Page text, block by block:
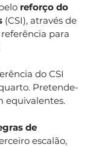
reforço do
(CSI), através de
para
do CSI
Pretende-
equivalentes.
de
escalão,